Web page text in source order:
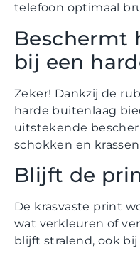
telefoon optimaal
Beschermt
bij een
Zeker! Dankzij de
harde buitenlaag
uitstekende
schokken en
Blijft de
De krasvaste print
wat verkleuren of
blijft stralend, ook